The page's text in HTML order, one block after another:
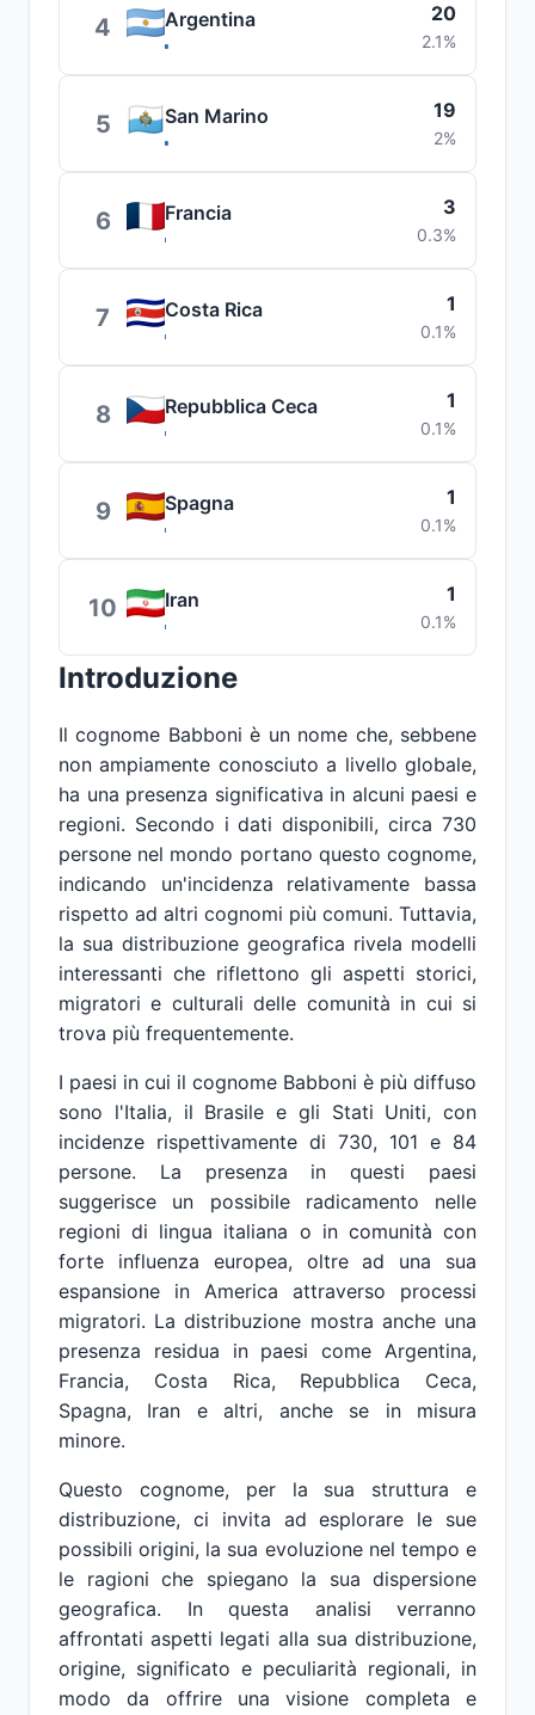
4 Argentina 20
2.1%
5 San Marino 19
2%
6 Francia 3
0.3%
7 Costa Rica 1
0.1%
8 Repubblica Ceca 1
0.1%
9 Spagna 1
0.1%
10 Iran 1
0.1%
Introduzione
Il cognome Babboni è un nome che, sebbene
non ampiamente conosciuto a livello globale,
ha una presenza significativa in alcuni paesi e
regioni. Secondo i dati disponibili, circa 730
persone nel mondo portano questo cognome,
indicando un'incidenza relativamente bassa
rispetto ad altri cognomi più comuni. Tuttavia,
la sua distribuzione geografica rivela modelli
interessanti che riflettono gli aspetti storici,
migratori e culturali delle comunità in cui si
trova più frequentemente.
I paesi in cui il cognome Babboni è più diffuso
sono l'Italia, il Brasile e gli Stati Uniti, con
incidenze rispettivamente di 730, 101 e 84
persone. La presenza in questi paesi
suggerisce un possibile radicamento nelle
regioni di lingua italiana o in comunità con
forte influenza europea, oltre ad una sua
espansione in America attraverso processi
migratori. La distribuzione mostra anche una
presenza residua in paesi come Argentina,
Francia, Costa Rica, Repubblica Ceca,
Spagna, Iran e altri, anche se in misura
minore.
Questo cognome, per la sua struttura e
distribuzione, ci invita ad esplorare le sue
possibili origini, la sua evoluzione nel tempo e
le ragioni che spiegano la sua dispersione
geografica. In questa analisi verranno
affrontati aspetti legati alla sua distribuzione,
origine, significato e peculiarità regionali, in
modo da offrire una visione completa e